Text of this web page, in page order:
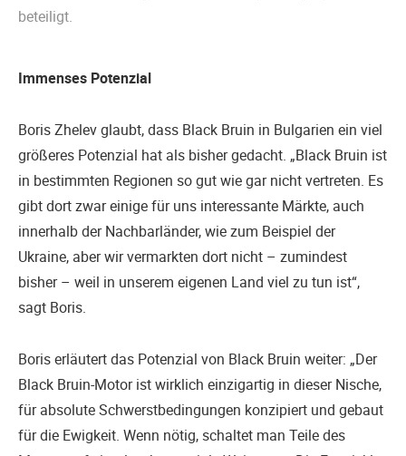
beteiligt.
Immenses Potenzial
Boris Zhelev glaubt, dass Black Bruin in Bulgarien ein viel
größeres Potenzial hat als bisher gedacht. „Black Bruin ist
in bestimmten Regionen so gut wie gar nicht vertreten. Es
gibt dort zwar einige für uns interessante Märkte, auch
innerhalb der Nachbarländer, wie zum Beispiel der
Ukraine, aber wir vermarkten dort nicht – zumindest
bisher – weil in unserem eigenen Land viel zu tun ist“,
sagt Boris.
Boris erläutert das Potenzial von Black Bruin weiter: „Der
Black Bruin-Motor ist wirklich einzigartig in dieser Nische,
für absolute Schwerstbedingungen konzipiert und gebaut
für die Ewigkeit. Wenn nötig, schaltet man Teile des